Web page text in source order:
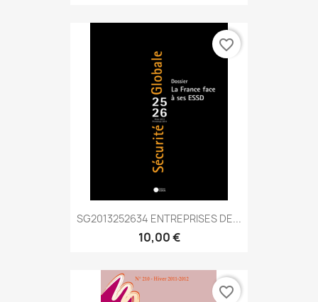
SG2013252634 ENTREPRISES DE...
10,00 €
favorite_border
favorite_border